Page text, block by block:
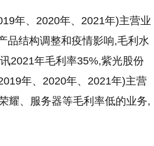
年、2020年、2021年)主营业
品结构调整和疫情影响,毛利水
2021年毛利率35%,紫光股份
年、2020年、2021年)主营
耀、服务器等毛利率低的业务,